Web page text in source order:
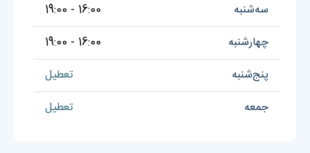
سه‌شنبه
16:00 - 19:00
چهارشنبه
16:00 - 19:00
پنج‌شنبه
تعطیل
جمعه
تعطیل